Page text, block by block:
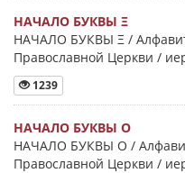
НАЧАЛО БУКВЫ Ξ
НАЧАЛО БУКВЫ Ξ /
Православной Церкви /
1239
НАЧАЛО БУКВЫ Ο
НАЧАЛО БУКВЫ Ο /
Православной Церкви /